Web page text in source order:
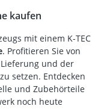
kaufen
mit einem K-TEC
. Profitieren Sie von
und der
setzen. Entdecken
und Zubehörteile
noch heute